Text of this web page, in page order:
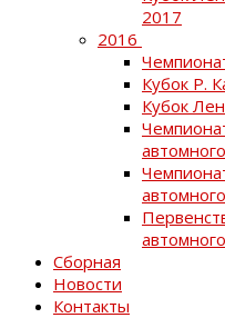
2017
2016
Кубок Р.
Кубок
Сборная
Новости
Контакты